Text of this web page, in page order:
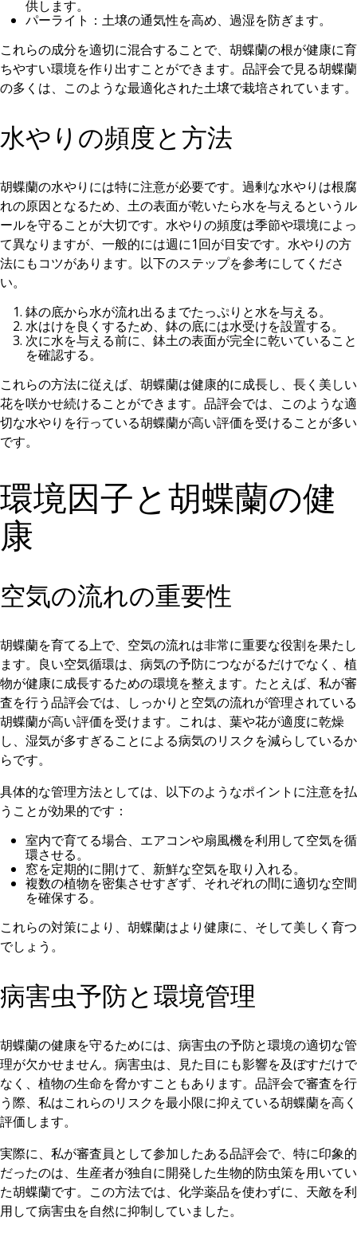
供します。
パーライト：土壌の通気性を高め、過湿を防ぎます。
これらの成分を適切に混合することで、胡蝶蘭の根が健康に育
ちやすい環境を作り出すことができます。品評会で見る胡蝶蘭
の多くは、このような最適化された土壌で栽培されています。
水やりの頻度と方法
胡蝶蘭の水やりには特に注意が必要です。過剰な水やりは根腐
れの原因となるため、土の表面が乾いたら水を与えるというル
ールを守ることが大切です。水やりの頻度は季節や環境によっ
て異なりますが、一般的には週に1回が目安です。水やりの方
法にもコツがあります。以下のステップを参考にしてくださ
い。
鉢の底から水が流れ出るまでたっぷりと水を与える。
水はけを良くするため、鉢の底には水受けを設置する。
次に水を与える前に、鉢土の表面が完全に乾いていること
を確認する。
これらの方法に従えば、胡蝶蘭は健康的に成長し、長く美しい
花を咲かせ続けることができます。品評会では、このような適
切な水やりを行っている胡蝶蘭が高い評価を受けることが多い
です。
環境因子と胡蝶蘭の健
康
空気の流れの重要性
胡蝶蘭を育てる上で、空気の流れは非常に重要な役割を果たし
ます。良い空気循環は、病気の予防につながるだけでなく、植
物が健康に成長するための環境を整えます。たとえば、私が審
査を行う品評会では、しっかりと空気の流れが管理されている
胡蝶蘭が高い評価を受けます。これは、葉や花が適度に乾燥
し、湿気が多すぎることによる病気のリスクを減らしているか
らです。
具体的な管理方法としては、以下のようなポイントに注意を払
うことが効果的です：
室内で育てる場合、エアコンや扇風機を利用して空気を循
環させる。
窓を定期的に開けて、新鮮な空気を取り入れる。
複数の植物を密集させすぎず、それぞれの間に適切な空間
を確保する。
これらの対策により、胡蝶蘭はより健康に、そして美しく育つ
でしょう。
病害虫予防と環境管理
胡蝶蘭の健康を守るためには、病害虫の予防と環境の適切な管
理が欠かせません。病害虫は、見た目にも影響を及ぼすだけで
なく、植物の生命を脅かすこともあります。品評会で審査を行
う際、私はこれらのリスクを最小限に抑えている胡蝶蘭を高く
評価します。
実際に、私が審査員として参加したある品評会で、特に印象的
だったのは、生産者が独自に開発した生物的防虫策を用いてい
た胡蝶蘭です。この方法では、化学薬品を使わずに、天敵を利
用して病害虫を自然に抑制していました。